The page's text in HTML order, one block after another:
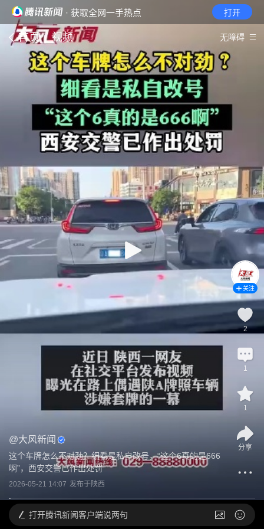
· 获取全网一手热点 打开
首页 视频 无障碍
@大风新闻
这个车牌怎么不对劲？细看是私自改号，“这个6真的是666
啊”，西安交警已作出处罚
2026-05-21 14:07 发布于陕西
关注
2
1
1
分享
打开腾讯新闻客户端说两句